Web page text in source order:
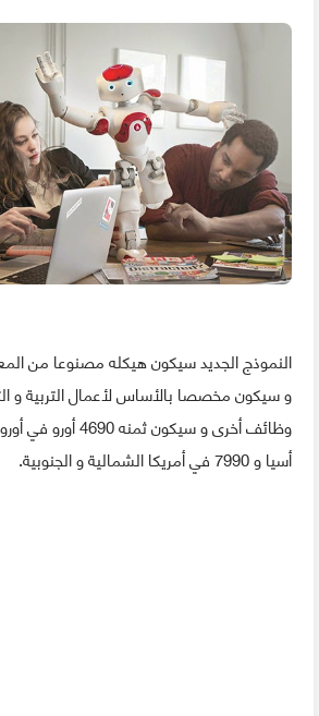
النموذج الجديد سيكون هيكله مصنوعا من
و سيكون مخصصا بالأساس لأعمال التربية و
أسيا و 7990 في أمريكا الشمالية و الجنوبية.